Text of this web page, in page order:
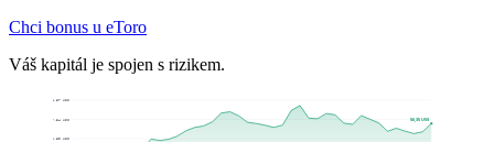
Chci bonus u eToro
Váš kapitál je spojen s rizikem.
50,80 US$
57,84 US$
64,87 US$
56,35 US$